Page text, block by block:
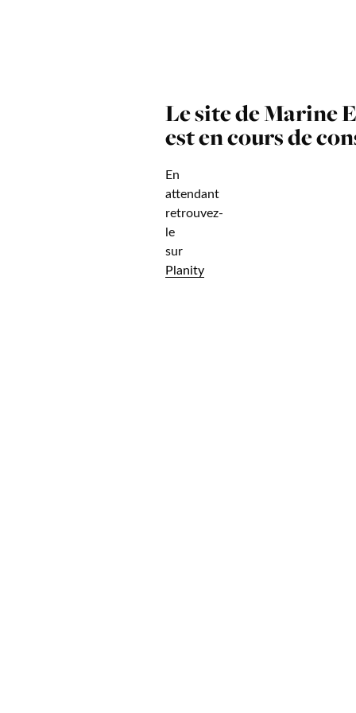
Le site de Marine
est en cours de
En
attendant
retrouvez-
le
sur
Planity